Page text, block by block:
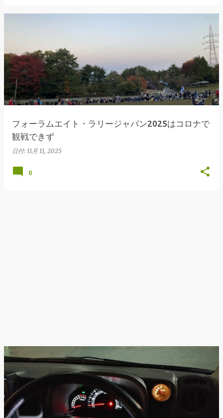
フォーラムエイト・ラリージャパン2025はコロナで
観戦できず
日付: 11月 11, 2025
0